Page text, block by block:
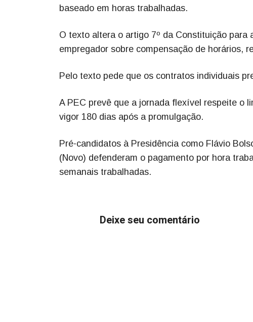
baseado em horas trabalhadas.
O texto altera o artigo 7º da Constituição
empregador sobre compensação de horários,
Pelo texto pede que os contratos individuais
A PEC prevê que a jornada flexível respeite o
vigor 180 dias após a promulgação.
Pré-candidatos à Presidência como Flávio
(Novo) defenderam o pagamento por hora
semanais trabalhadas.
Deixe seu comentário